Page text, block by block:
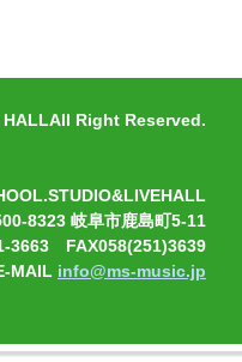
HALLAll Right Reserved.
8323 岐阜市鹿島町5-11
3663 FAX058(251)3639
MAIL info@ms-music.jp